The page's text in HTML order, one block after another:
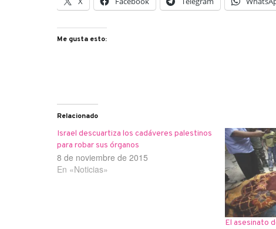
Me gusta esto:
Relacionado
Israel descuartiza los cadáveres palestinos
para robar sus órganos
8 de noviembre de 2015
En «Noticias»
El asesinato